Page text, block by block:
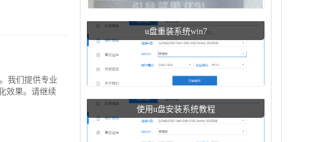
我们提供专业
效果。请继续
u盘重装系统win7
使用u盘安装系统教程